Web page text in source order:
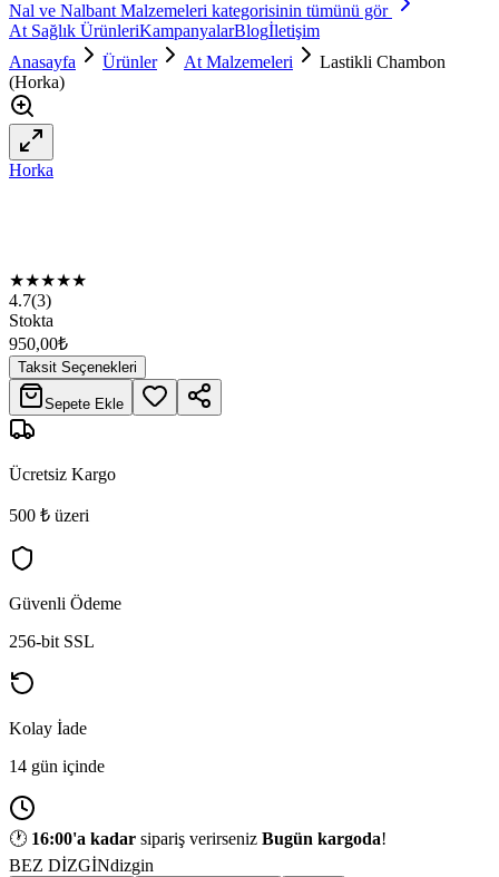
Nal ve Nalbant Malzemeleri kategorisinin tümünü gör
At Sağlık ÜrünleriKampanyalarBlogİletişim
Anasayfa
Ürünler At Malzemeleri
Lastikli Chambon
(Horka)
Horka
★★★★★
4.7(3)
Stokta
950,00₺
Taksit Seçenekleri
Sepete Ekle
Ücretsiz Kargo
500 ₺ üzeri
Güvenli Ödeme
256-bit SSL
Kolay İade
14 gün içinde
🕐 16:00'a kadar sipariş verirseniz Bugün kargoda!
BEZ DİZGİNdizgin